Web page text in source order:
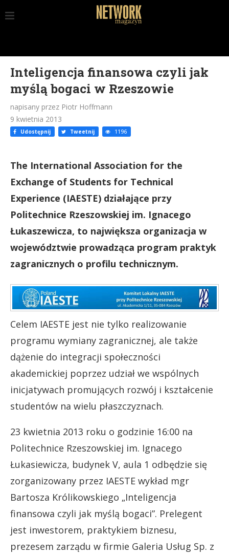
Inteligencja finansowa czyli jak
myślą bogaci w Rzeszowie
napisany przez Piotr Hoffmann
9 kwietnia 2013
Udostępnij Tweetnij 1196
The International Association for the
Exchange of Students for Technical
Experience (IAESTE) działające przy
Politechnice Rzeszowskiej im. Ignacego
Łukaszewicza, to największa organizacja w
województwie prowadząca program praktyk
zagranicznych o profilu technicznym.
Celem IAESTE jest nie tylko realizowanie
programu wymiany zagranicznej, ale także
dążenie do integracji społeczności
akademickiej poprzez udział we wspólnych
inicjatywach promujących rozwój i kształcenie
studentów na wielu płaszczyznach.
23 kwietnia 2013 roku o godzinie 16:00 na
Politechnice Rzeszowskiej im. Ignacego
Łukasiewicza, budynek V, aula 1 odbędzie się
zorganizowany przez IAESTE wykład mgr
Bartosza Królikowskiego „Inteligencja
finansowa czyli jak myślą bogaci”. Prelegent
jest inwestorem, praktykiem biznesu,
prezesem zarządu w firmie Galeria Usług Sp. z